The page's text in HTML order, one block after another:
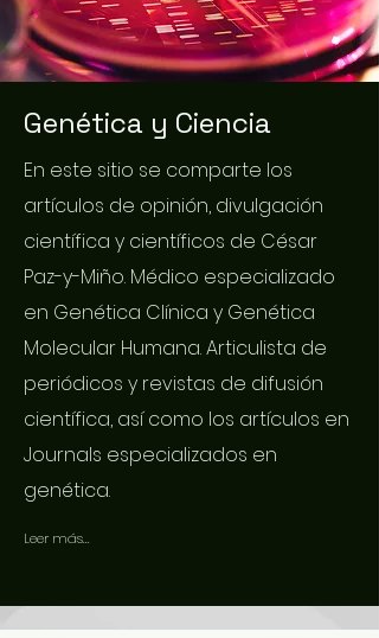
Genética y Ciencia
En este sitio se comparte los
artículos de opinión, divulgación
científica y científicos de César
Paz-y-Miño. Médico especializado
en Genética Clínica y Genética
Molecular Humana. Articulista de
periódicos y revistas de difusión
científica, así como los artículos en
Journals especializados en
genética.
Leer más...